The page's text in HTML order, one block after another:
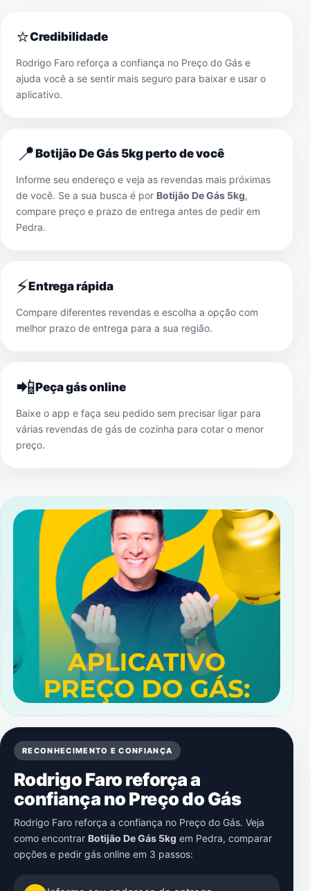
⭐Credibilidade
Rodrigo Faro reforça a confiança no Preço do Gás e
ajuda você a se sentir mais seguro para baixar e usar o
aplicativo.
📍Botijão De Gás 5kg perto de você
Informe seu endereço e veja as revendas mais próximas
de você. Se a sua busca é por Botijão De Gás 5kg,
compare preço e prazo de entrega antes de pedir em
Pedra.
⚡Entrega rápida
Compare diferentes revendas e escolha a opção com
melhor prazo de entrega para a sua região.
📲Peça gás online
Baixe o app e faça seu pedido sem precisar ligar para
várias revendas de gás de cozinha para cotar o menor
preço.
RECONHECIMENTO E CONFIANÇA
Rodrigo Faro reforça a
confiança no Preço do Gás
Rodrigo Faro reforça a confiança no Preço do Gás. Veja
como encontrar Botijão De Gás 5kg em Pedra, comparar
opções e pedir gás online em 3 passos: